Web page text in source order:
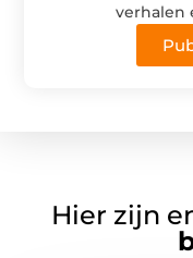
verhalen
Hier zijn